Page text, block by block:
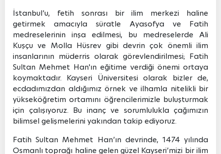
İstanbul’u, fetih sonrası bir ilim merkezi haline
getirmek amacıyla süratle Ayasofya ve Fatih
medreselerinin inşa edilmesi, bu medreselerde Ali
Kuşçu ve Molla Hüsrev gibi devrin çok önemli ilim
insanlarının müderris olarak görevlendirilmesi; Fatih
Sultan Mehmet Han'ın eğitime verdiği önemi ortaya
koymaktadır. Kayseri Üniversitesi olarak bizler de,
ecdadımızdan aldığımız örnek ve ilhamla nitelikli bir
yükseköğretim ortamını öğrencilerimizle buluşturmak
için çalışıyoruz. Bu inanç ve sorumlulukla çağımızın
bilimsel gelişmelerini yakından takip ediyoruz.
Fatih Sultan Mehmet Han’ın devrinde, 1474 yılında
Osmanlı toprağı haline gelen güzel Kayseri’mizi bir ilim